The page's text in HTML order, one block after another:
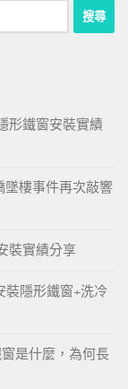
形鐵窗安裝實績
墜樓事件再次敲響
裝實績分享
裝隱形鐵窗+洗冷
是什麼，為何長